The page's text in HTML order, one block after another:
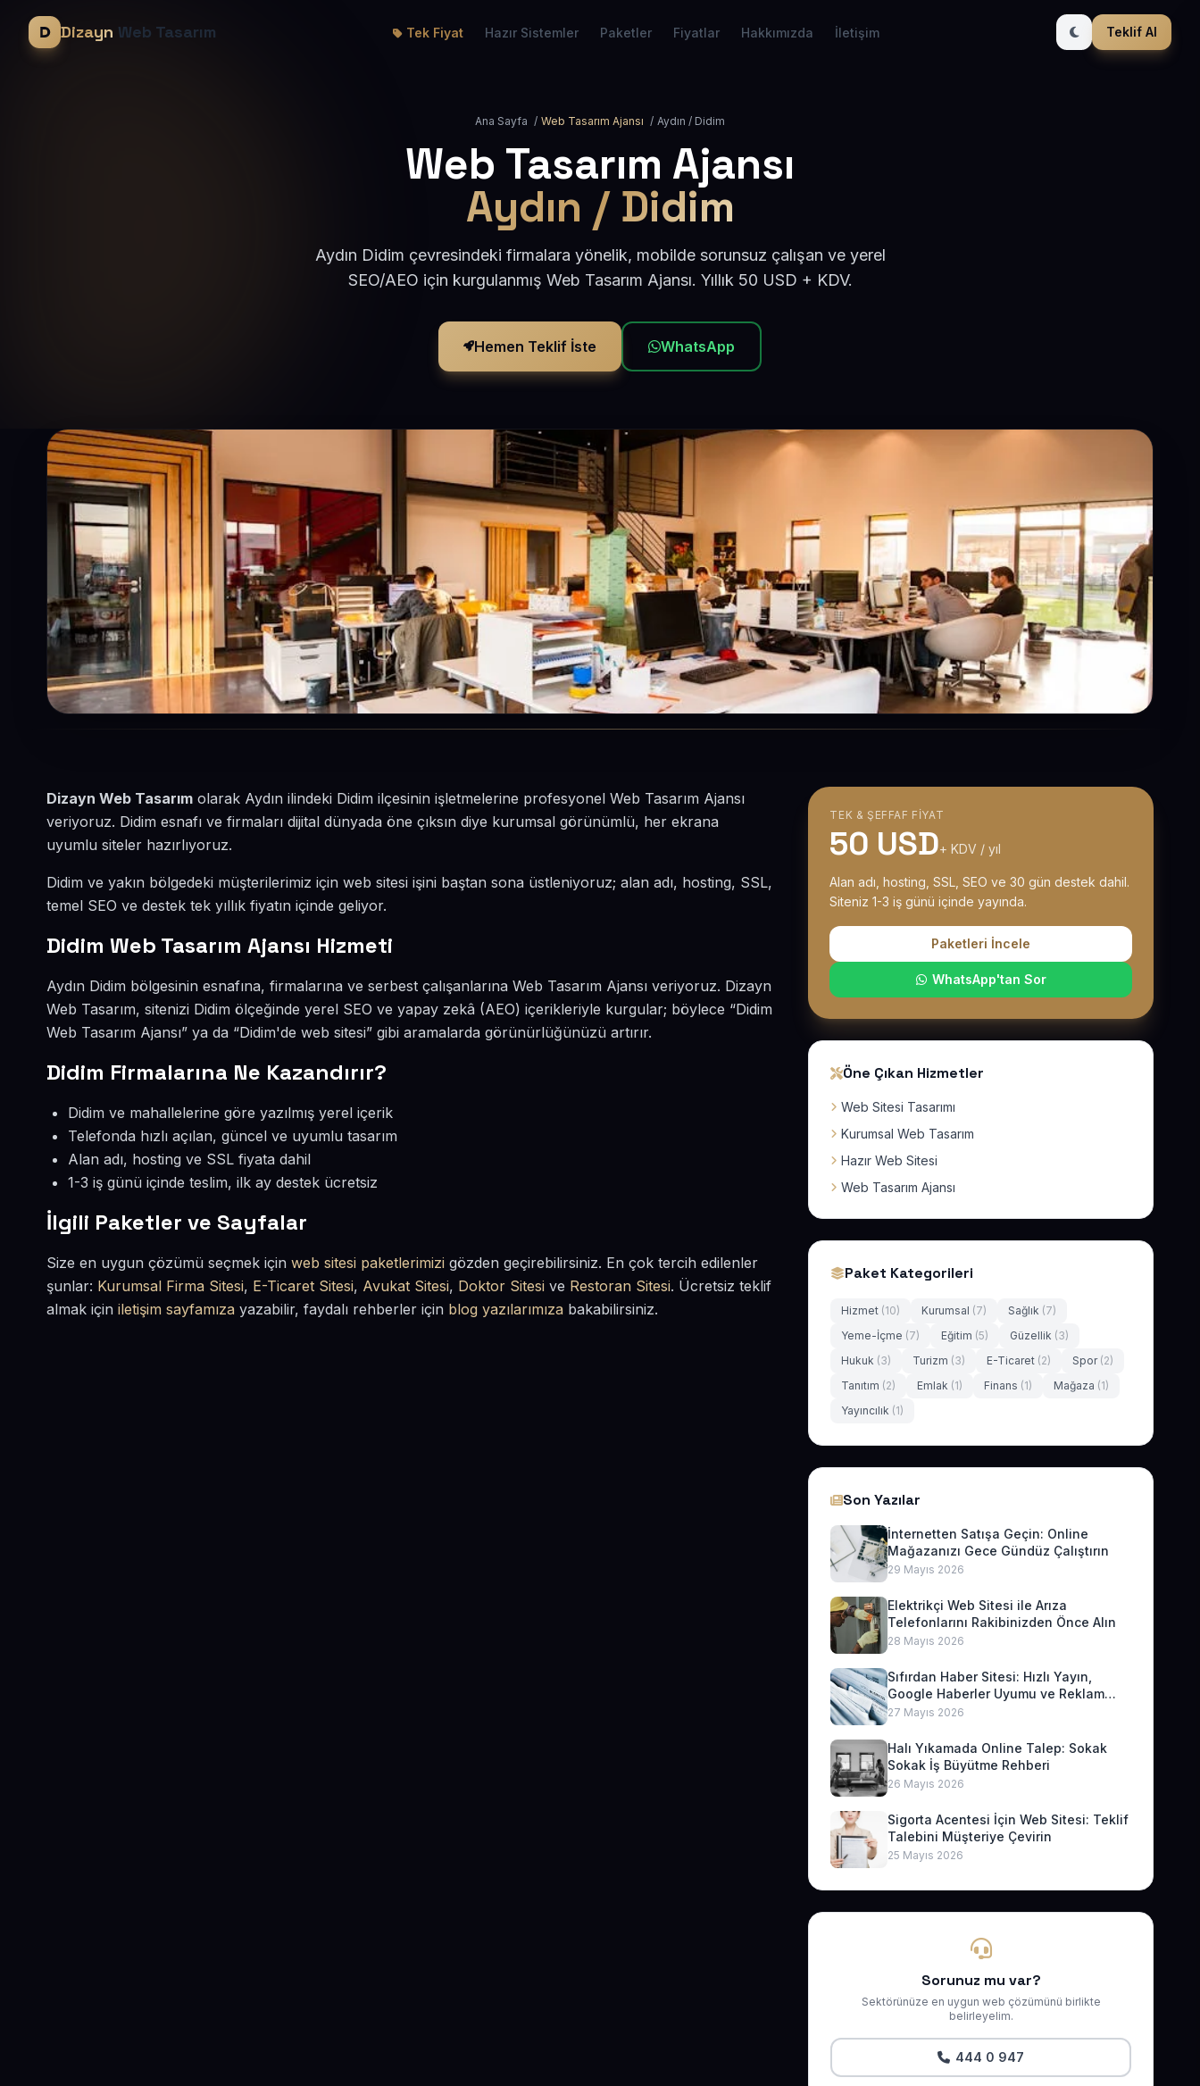
Dizayn Web Tasarım Tek Fiyat Hazır Sistemler Paketler Fiyatlar Hakkımızda İletişim Teklif Al
Ana Sayfa / Web Tasarım Ajansı / Aydın / Didim
Web Tasarım Ajansı
Aydın / Didim
Aydın Didim çevresindeki firmalara yönelik, mobilde sorunsuz çalışan ve yerel
SEO/AEO için kurgulanmış Web Tasarım Ajansı. Yıllık 50 USD + KDV.
Hemen Teklif İste WhatsApp
Dizayn Web Tasarım olarak Aydın ilindeki Didim ilçesinin işletmelerine profesyonel Web Tasarım Ajansı
veriyoruz. Didim esnafı ve firmaları dijital dünyada öne çıksın diye kurumsal görünümlü, her ekrana
uyumlu siteler hazırlıyoruz.
Didim ve yakın bölgedeki müşterilerimiz için web sitesi işini baştan sona üstleniyoruz; alan adı, hosting, SSL,
temel SEO ve destek tek yıllık fiyatın içinde geliyor.
Didim Web Tasarım Ajansı Hizmeti
Aydın Didim bölgesinin esnafına, firmalarına ve serbest çalışanlarına Web Tasarım Ajansı veriyoruz. Dizayn
Web Tasarım, sitenizi Didim ölçeğinde yerel SEO ve yapay zekâ (AEO) içerikleriyle kurgular; böylece “Didim
Web Tasarım Ajansı” ya da “Didim'de web sitesi” gibi aramalarda görünürlüğünüzü artırır.
Didim Firmalarına Ne Kazandırır?
Didim ve mahallelerine göre yazılmış yerel içerik
Telefonda hızlı açılan, güncel ve uyumlu tasarım
Alan adı, hosting ve SSL fiyata dahil
1-3 iş günü içinde teslim, ilk ay destek ücretsiz
İlgili Paketler ve Sayfalar
Size en uygun çözümü seçmek için web sitesi paketlerimizi gözden geçirebilirsiniz. En çok tercih edilenler
şunlar: Kurumsal Firma Sitesi, E-Ticaret Sitesi, Avukat Sitesi, Doktor Sitesi ve Restoran Sitesi. Ücretsiz teklif
almak için iletişim sayfamıza yazabilir, faydalı rehberler için blog yazılarımıza bakabilirsiniz.
TEK & ŞEFFAF FIYAT
50 USD+ KDV / yıl
Alan adı, hosting, SSL, SEO ve 30 gün destek dahil.
Siteniz 1-3 iş günü içinde yayında.
Paketleri İncele
WhatsApp'tan Sor
Öne Çıkan Hizmetler
Web Sitesi Tasarımı
Kurumsal Web Tasarım
Hazır Web Sitesi
Web Tasarım Ajansı
Paket Kategorileri
Hizmet (10) Kurumsal (7) Sağlık (7)
Yeme-İçme (7) Eğitim (5) Güzellik (3)
Hukuk (3) Turizm (3) E-Ticaret (2) Spor (2)
Tanıtım (2) Emlak (1) Finans (1) Mağaza (1)
Yayıncılık (1)
Son Yazılar
İnternetten Satışa Geçin: Online
Mağazanızı Gece Gündüz Çalıştırın
29 Mayıs 2026
Elektrikçi Web Sitesi ile Arıza
Telefonlarını Rakibinizden Önce Alın
28 Mayıs 2026
Sıfırdan Haber Sitesi: Hızlı Yayın,
Google Haberler Uyumu ve Reklam
Geliri
27 Mayıs 2026
Halı Yıkamada Online Talep: Sokak
Sokak İş Büyütme Rehberi
26 Mayıs 2026
Sigorta Acentesi İçin Web Sitesi: Teklif
Talebini Müşteriye Çevirin
25 Mayıs 2026
Sorunuz mu var?
Sektörünüze en uygun web çözümünü birlikte
belirleyelim.
444 0 947